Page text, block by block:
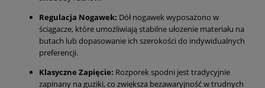
Regulacja Nogawek: Dół nogawek wyposażono w
ściągacze, które umożliwiają stabilne ułożenie materiału na
butach lub dopasowanie ich szerokości do indywidualnych
preferencji.
Klasyczne Zapięcie: Rozporek spodni jest tradycyjnie
zapinany na guziki, co zwiększa bezawaryjność w trudnych